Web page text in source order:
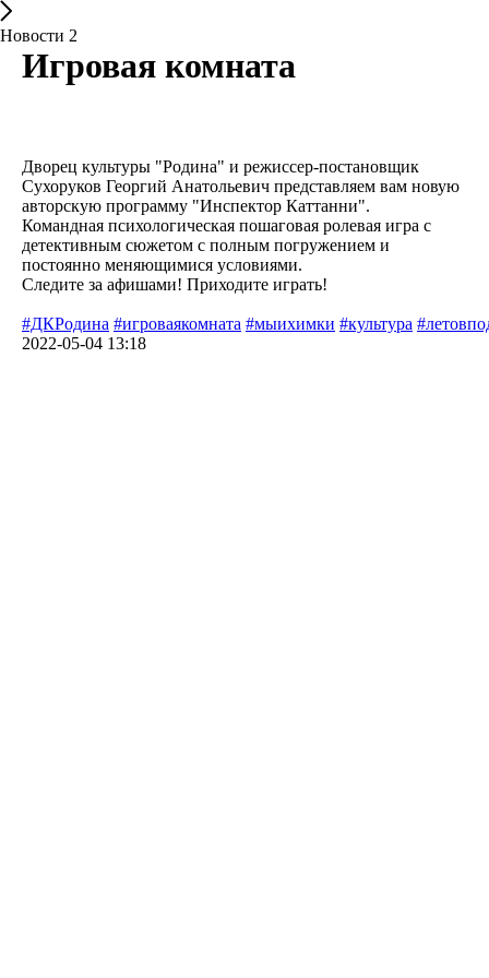
Новости 2
Игровая комната
Дворец культуры "Родина" и режиссер-постановщик
Сухоруков Георгий Анатольевич представляем вам новую
авторскую программу "Инспектор Каттанни".
Командная психологическая пошаговая ролевая игра с
детективным сюжетом с полным погружением и
постоянно меняющимися условиями.
Следите за афишами! Приходите играть!
#ДКРодина #игроваякомната #мыихимки #культура
2022-05-04 13:18